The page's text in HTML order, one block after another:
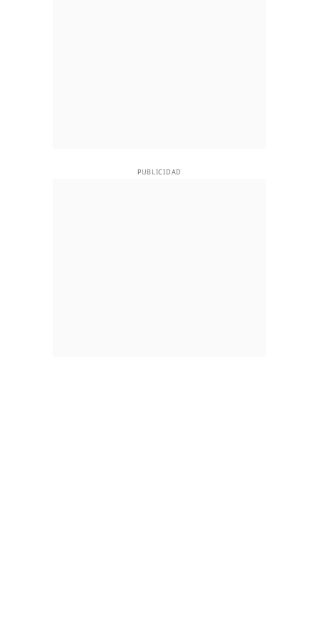
PUBLICIDAD